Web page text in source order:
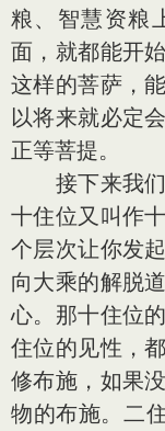
粮、智慧资粮
面，就都能开
这样的菩萨，
以将来就必定
正等菩提。
接下来我们
十住位又叫作
个层次让你发
向大乘的解脱
心。那十住位
住位的见性，
修布施，如果
物的布施。二